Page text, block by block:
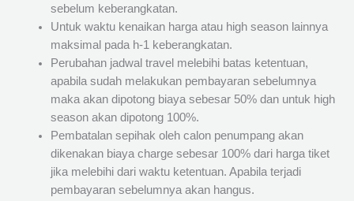
sebelum keberangkatan.
Untuk waktu kenaikan harga atau high season lainnya
maksimal pada h-1 keberangkatan.
Perubahan jadwal travel melebihi batas ketentuan,
apabila sudah melakukan pembayaran sebelumnya
maka akan dipotong biaya sebesar 50% dan untuk high
season akan dipotong 100%.
Pembatalan sepihak oleh calon penumpang akan
dikenakan biaya charge sebesar 100% dari harga tiket
jika melebihi dari waktu ketentuan. Apabila terjadi
pembayaran sebelumnya akan hangus.